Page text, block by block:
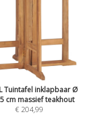
Tuintafel inklapbaar Ø
cm massief teakhout
€ 204,99